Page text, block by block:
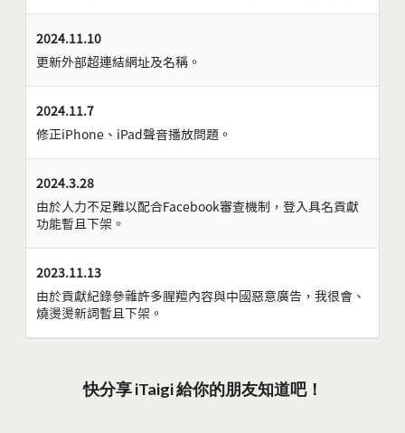
2024.11.10
更新外部超連結網址及名稱。
2024.11.7
修正iPhone、iPad聲音播放問題。
2024.3.28
由於人力不足難以配合Facebook審查機制，登入具名貢獻
功能暫且下架。
2023.11.13
由於貢獻紀錄參雜許多腥羶內容與中國惡意廣告，我很會、
燒燙燙新詞暫且下架。
快分享 iTaigi 給你的朋友知道吧！